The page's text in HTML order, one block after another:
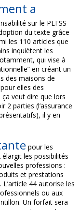
a
sur le PLFSS
du texte grâce
les 110 articles que
inquiètent les
qui vise à
en créant un
des maisons de
elles des
veut dire que lors
2 parties (l’assurance
il y en
pour les
les possibilités
professions :
et prestations
44 autorise les
ou aux
Un forfait sera